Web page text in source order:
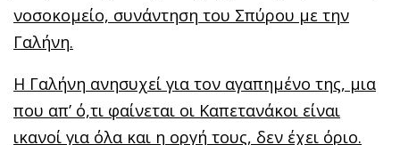
νοσοκομείο, συνάντηση του Σπύρου με την
Γαλήνη.
Η Γαλήνη ανησυχεί για τον αγαπημένο της, μια
που απ’ ό,τι φαίνεται οι Καπετανάκοι είναι
ικανοί για όλα και η οργή τους, δεν έχει όριο.